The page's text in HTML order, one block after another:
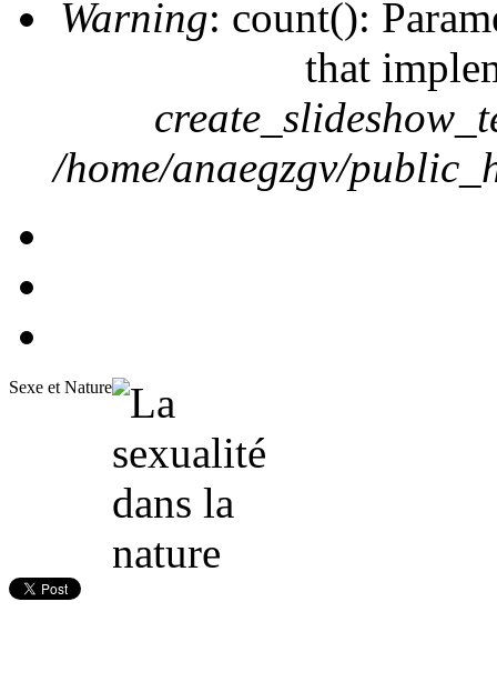
Warning: count():
that
/home/anaegzgv/
Sexe et Nature